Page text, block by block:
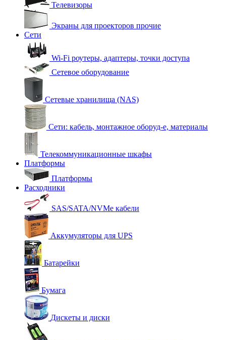
Телевизоры
Экраны для проекторов прочие
Сети
Wi-Fi роутеры, адаптеры, точки доступа
Сетевое оборудование
Сетевые хранилища (NAS)
Сети: кабель, монтажное оборуд-е, материалы
Телекоммуникационные шкафы
Платформы
Платформы
Расходники
SAS/SATA/NVMe кабели
Аккумуляторы для UPS
Батарейки
Бумага
Дискеты и диски